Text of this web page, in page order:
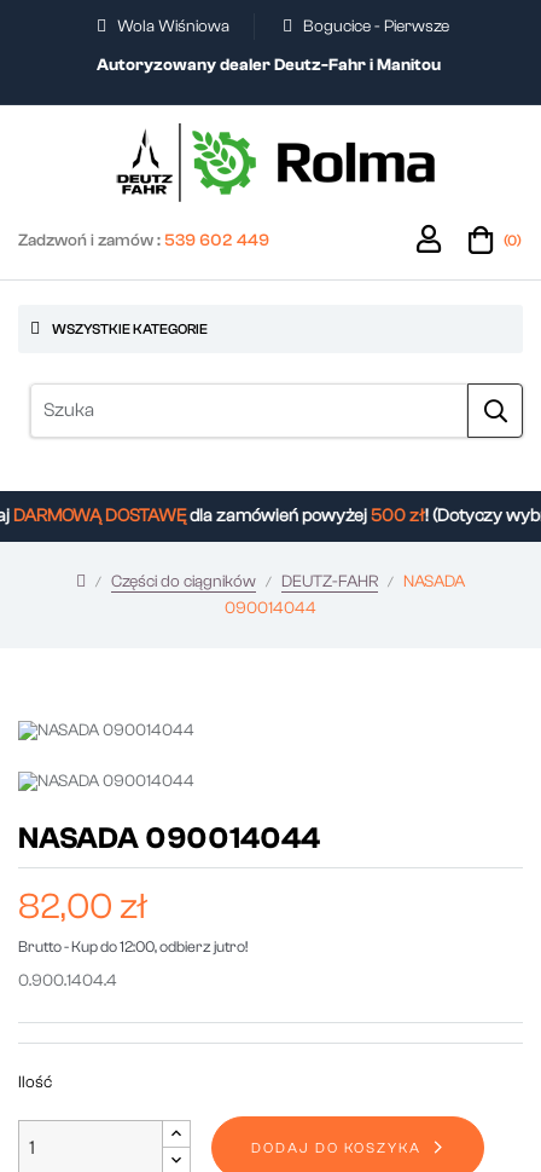
Wola Wiśniowa
Bogucice - Pierwsze
Autoryzowany dealer Deutz-Fahr i Manitou
Zadzwoń i zamów :539 602 449 (0)
WSZYSTKIE KATEGORIE
DARMOWĄ DOSTAWĘdla zamówień powyżej500 zł! (Dotyczy
Części do ciągników DEUTZ-FAHR
NASADA
090014044
NASADA 090014044
82,00 zł
Brutto- Kup do 12:00, odbierz jutro!
0.900.1404.4
Ilość
DODAJ DO KOSZYKA